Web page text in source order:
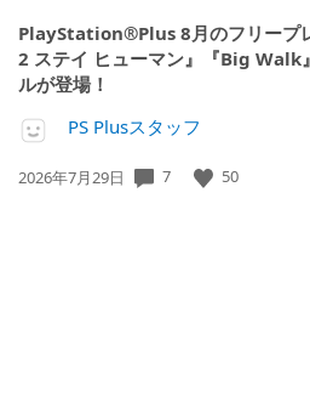
PlayStation®Plus 8月のフリープ
2 ステイ ヒューマン』『Big Walk
ルが登場！
PS Plusスタッフ
公
2026年7月29日 7 50